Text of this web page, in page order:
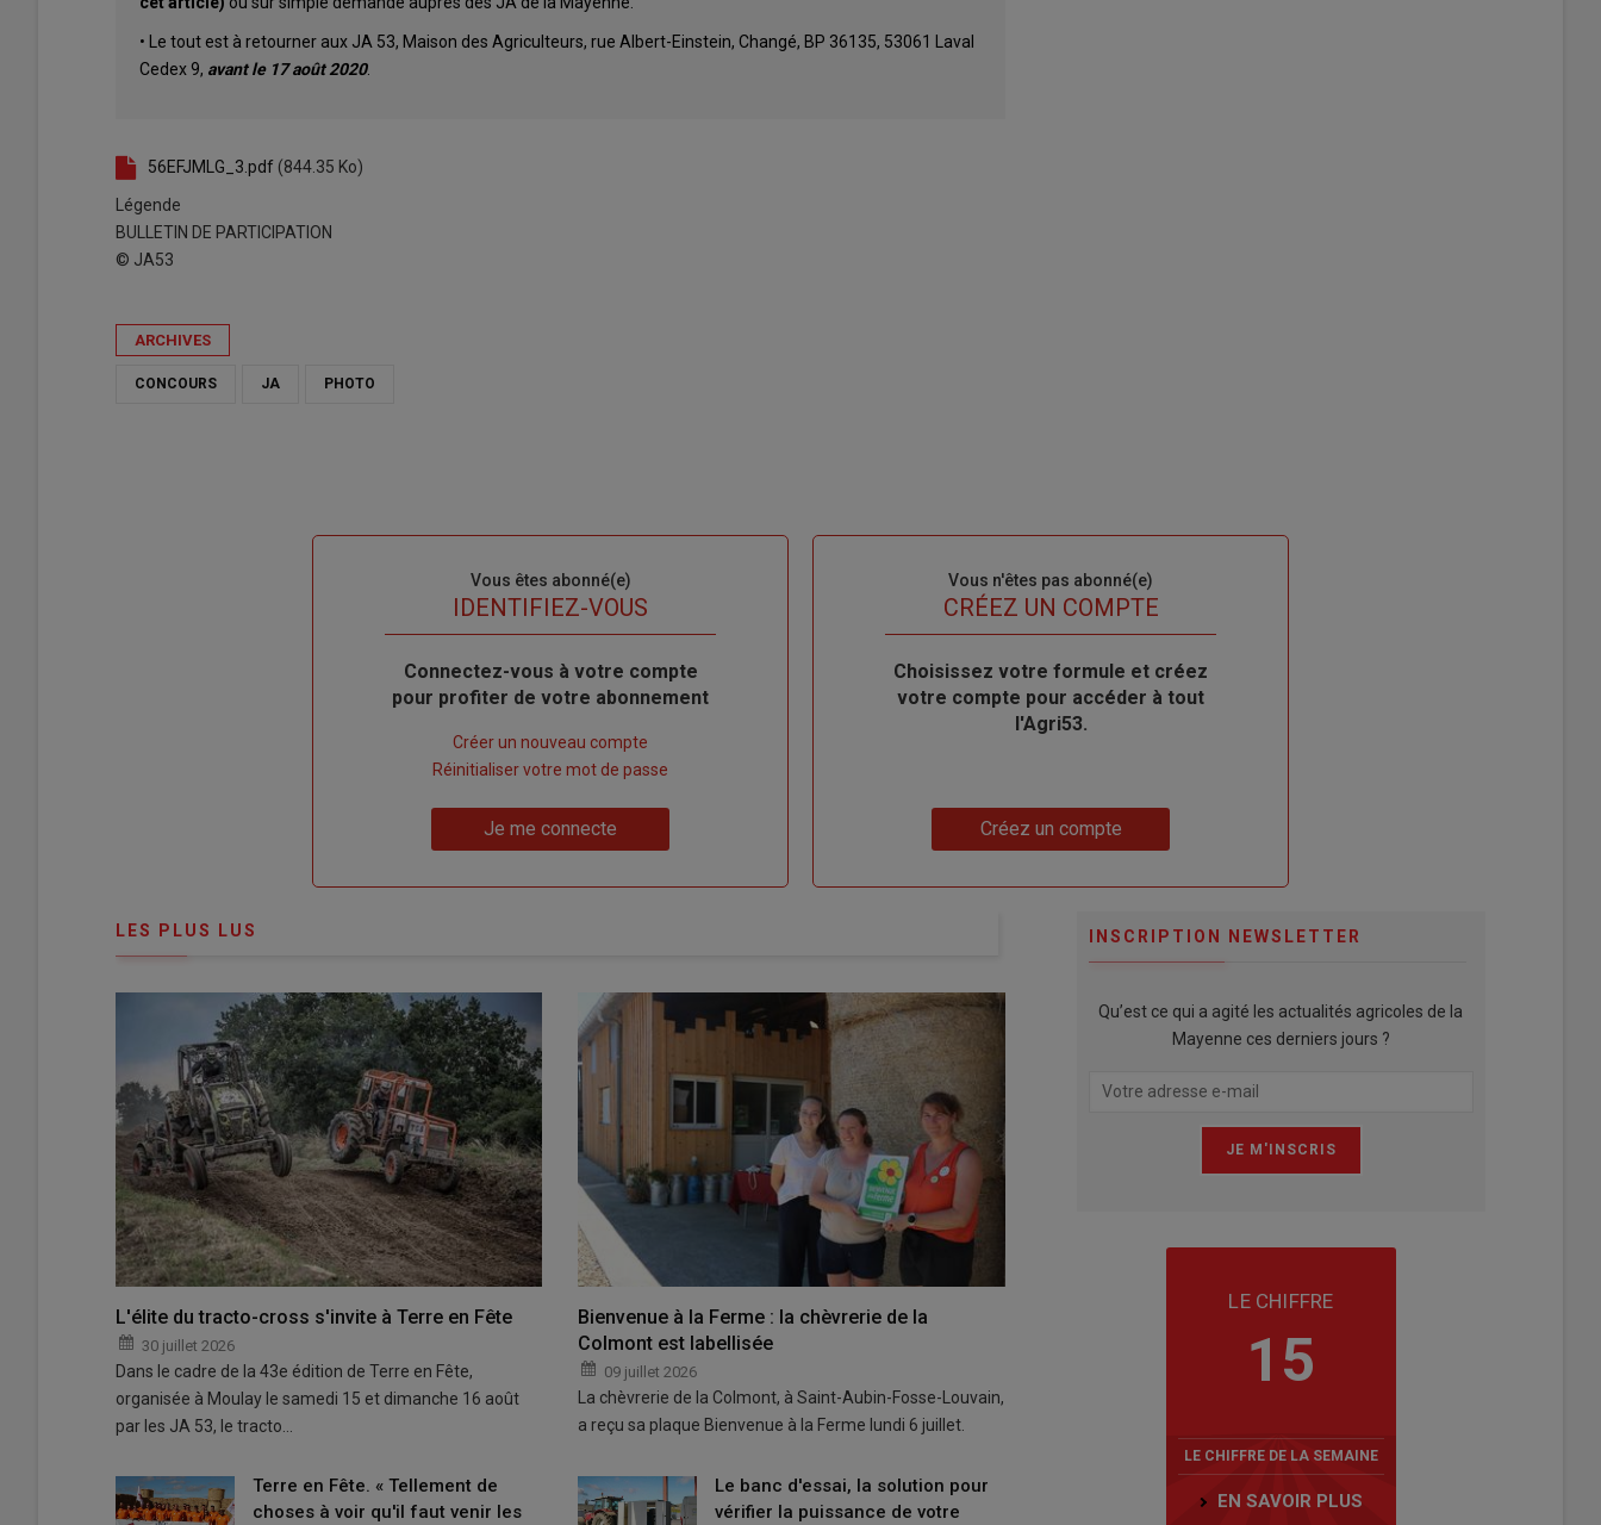
• Le tout est à retourner aux JA 53, Maison des Agriculteurs, rue Albert-Einstein, Changé, BP 36135, 53061 Laval
Cedex 9, avant le 17 août 2020.
56EFJMLG_3.pdf (844.35 Ko)
Légende
BULLETIN DE PARTICIPATION
© JA53
ARCHIVES
CONCOURS JA PHOTO
Vous êtes abonné(e)
IDENTIFIEZ-VOUS
Body
Connectez-vous à votre compte
pour profiter de votre abonnement
compte"
Créer un nouveau compte
Réinitialiser votre mot de passe
Je me connecte
Vous n'êtes pas abonné(e)
TITRECRÉEZ UN COMPTE
Body
Choisissez votre formule et créez
votre compte pour accéder à tout
l'Agri53.
Créez un compte
LES PLUS LUS
L'élite du tracto-cross s'invite à Terre en Fête
30 juillet 2026
Dans le cadre de la 43e édition de Terre en Fête,
organisée à Moulay le samedi 15 et dimanche 16 août
par les JA 53, le tracto…
Bienvenue à la Ferme : la chèvrerie de la
Colmont est labellisée
09 juillet 2026
La chèvrerie de la Colmont, à Saint-Aubin-Fosse-Louvain,
a reçu sa plaque Bienvenue à la Ferme lundi 6 juillet.
Terre en Fête. « Tellement de
choses à voir qu'il faut venir les
Le banc d'essai, la solution pour
vérifier la puissance de votre
INSCRIPTION NEWSLETTER
Qu’est ce qui a agité les actualités agricoles de la
Mayenne ces derniers jours ?
LE CHIFFRE
15
LE CHIFFRE DE LA SEMAINE
EN SAVOIR PLUS